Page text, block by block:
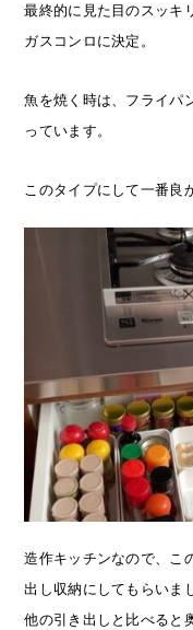
最終的に見た目のスッキ
ガスコンロに決定。
魚を焼く時は、フライパ
っています。
このタイプにして一番良
造作キッチンなので、こ
出し収納にしてもらいま
他の引き出しと比べると